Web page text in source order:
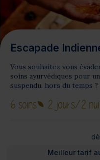
Escapade
Vous souhaitez vous
soins ayurvédiques pour
suspendu, hors du temps ?
6 soins 2 jours/2
Meilleur tarif